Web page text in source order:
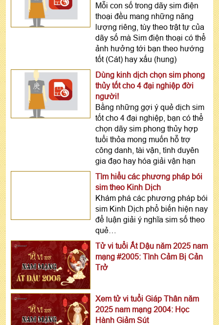
Mỗi con số trong dãy sim điện
thoại đều mang những năng
lượng riêng, tùy theo trật tự của
dãy số mà Sim điện thoại có thể
ảnh hưởng tới bạn theo hướng
tốt (Cát) hay xấu (hung)
Dùng kinh dịch chọn sim phong
thủy tốt cho 4 đại nghiệp đời
người!
Bằng những gợi ý quẻ dịch sim
tốt cho 4 đại nghiệp, bạn có thể
chọn dãy sim phong thủy hợp
tuổi thỏa mong muốn hỗ trợ
công danh, tài vận, tình duyên
gia đạo hay hóa giải vận hạn
Tìm hiểu các phương pháp bói
sim theo Kinh Dịch
Khám phá các phương pháp bói
sim Kinh Dịch phổ biến hiện nay
để luận giải ý nghĩa sim số theo
quẻ…
Tử vi tuổi Ất Dậu năm 2025 nam
mạng #2005: Tình Cảm Bị Cản
Trở
Xem tử vi tuổi Giáp Thân năm
2025 nam mạng 2004: Học
Hành Giảm Sút